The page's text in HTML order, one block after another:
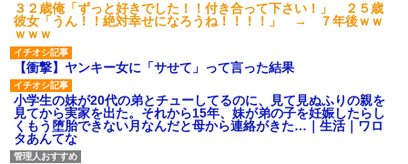
３２歳俺「ずっと好きでした！！付き合って下さい！」 ２５歳
彼女「うん！！絶対幸せになろうね！！！！」 → ７年後ｗｗ
ｗｗｗ
【衝撃】ヤンキー女に「サせて」って言った結果
小学生の妹が20代の弟とチューしてるのに、見て見ぬふりの親を
見てから実家を出た。それから15年、妹が弟の子を妊娠したらし
くもう堕胎できない月なんだと母から連絡がきた…｜生活｜ワロ
タあんてな